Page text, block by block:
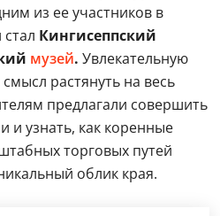
из ее участников в
Кингисеппский
музей. Увлекательную
растянуть на весь
предлагали совершить
и узнать, как коренные
торговых путей
облик края.